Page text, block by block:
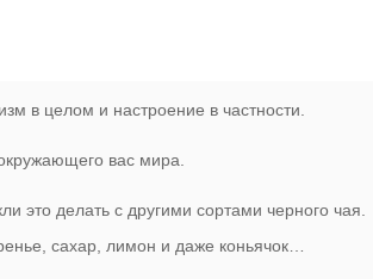
в целом и настроение в частности.
вас мира.
это делать с другими сортами черного чая.
сахар, лимон и даже коньячок…